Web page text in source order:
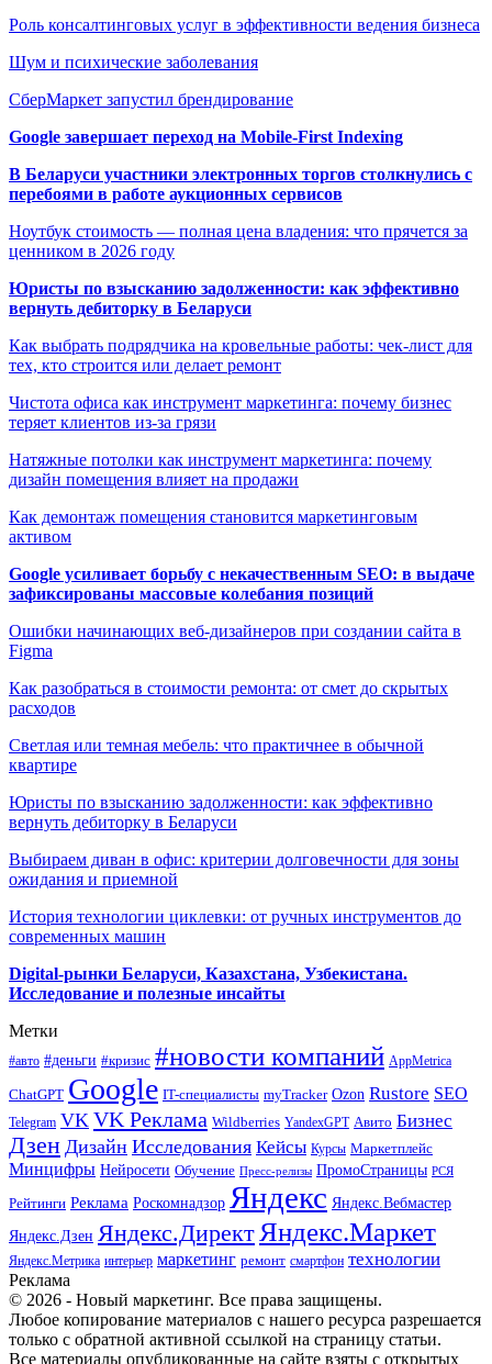
Роль консалтинговых услуг в эффективности ведения бизнеса
Шум и психические заболевания
СберМаркет запустил брендирование
Google завершает переход на Mobile-First Indexing
В Беларуси участники электронных торгов столкнулись с
перебоями в работе аукционных сервисов
Ноутбук стоимость — полная цена владения: что прячется за
ценником в 2026 году
Юристы по взысканию задолженности: как эффективно
вернуть дебиторку в Беларуси
Как выбрать подрядчика на кровельные работы: чек-лист для
тех, кто строится или делает ремонт
Чистота офиса как инструмент маркетинга: почему бизнес
теряет клиентов из-за грязи
Натяжные потолки как инструмент маркетинга: почему
дизайн помещения влияет на продажи
Как демонтаж помещения становится маркетинговым
активом
Google усиливает борьбу с некачественным SEO: в выдаче
зафиксированы массовые колебания позиций
Ошибки начинающих веб-дизайнеров при создании сайта в
Figma
Как разобраться в стоимости ремонта: от смет до скрытых
расходов
Светлая или темная мебель: что практичнее в обычной
квартире
Юристы по взысканию задолженности: как эффективно
вернуть дебиторку в Беларуси
Выбираем диван в офис: критерии долговечности для зоны
ожидания и приемной
История технологии циклевки: от ручных инструментов до
современных машин
Digital-рынки Беларуси, Казахстана, Узбекистана.
Исследование и полезные инсайты
Метки
#авто #деньги #кризис #новости компаний AppMetrica
ChatGPT Google IT-специалисты myTracker Ozon Rustore SEO
Telegram VK VK Реклама Wildberries YandexGPT Авито Бизнес
Дзен Дизайн Исследования Кейсы Курсы Маркетплейс
Минцифры Нейросети Обучение Пресс-релизы ПромоСтраницы РСЯ
Рейтинги Реклама Роскомнадзор Яндекс Яндекс.Вебмастер
Яндекс.Дзен Яндекс.ДиректЯндекс.Маркет
Яндекс.Метрика интерьер маркетинг ремонт смартфон технологии
Реклама
© 2026 - Новый маркетинг. Все права защищены.
Любое копирование материалов с нашего ресурса разрешается
только с обратной активной ссылкой на страницу статьи.
Все материалы опубликованные на сайте взяты с открытых